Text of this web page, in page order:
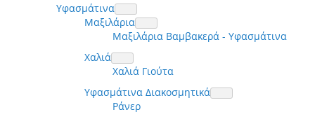
Υφασμάτινα
Μαξιλάρια
Μαξιλάρια Βαμβακερά - Υφασμάτινα
Χαλιά
Χαλιά Γιούτα
Υφασμάτινα Διακοσμητικά
Ράνερ